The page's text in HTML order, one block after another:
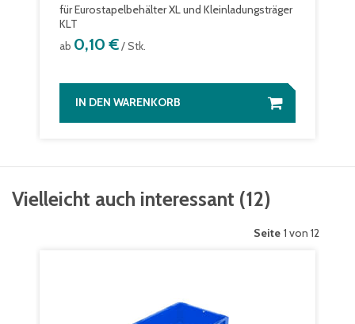
für Eurostapelbehälter XL und Kleinladungsträger
KLT
ab 0,10 €/ Stk.
IN DEN WARENKORB
Vielleicht auch interessant (12)
Seite 1 von 12